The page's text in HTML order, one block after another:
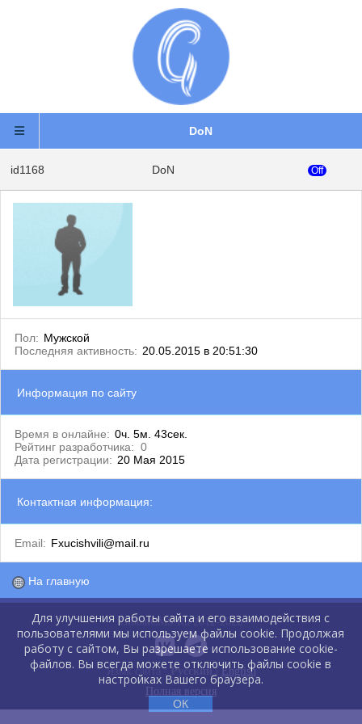
DoN
id1168 DoN Off
Пол: Мужской
Последняя активность: 20.05.2015 в 20:51:30
Информация по сайту
Время в онлайне: 0ч. 5м. 43сек.
Рейтинг разработчика: 0
Дата регистрации: 20 Мая 2015
Контактная информация:
Email: Fxucishvili@mail.ru
На главную
GlobalCMS.Ru 2012-2026
Язык сайта :Русский| English
Полная версия
Для улучшения работы сайта и его взаимодействия с
пользователями мы используем файлы cookie. Продолжая
работу с сайтом, Вы разрешаете использование cookie-
файлов. Вы всегда можете отключить файлы cookie в
настройках Вашего браузера.
ОК